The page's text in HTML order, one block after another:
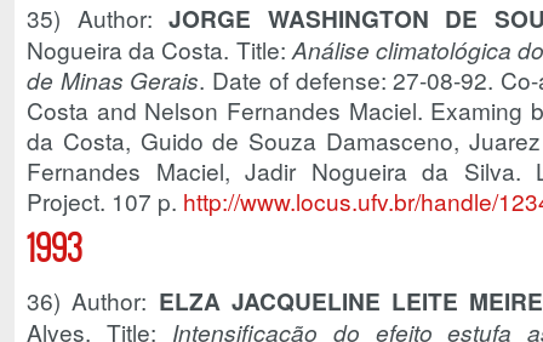
35) Author: JORGE WASHINGTON DE
Nogueira da Costa. Title: Análise climatológica
de Minas Gerais. Date of defense: 27-08-92.
Costa and Nelson Fernandes Maciel. Examing
da Costa, Guido de Souza Damasceno,
Fernandes Maciel, Jadir Nogueira da Silva.
Project. 107 p. http://www.locus.ufv.br/handle/
1993
36) Author: ELZA JACQUELINE LEITE
Alves. Title: Intensificação do efeito estufa